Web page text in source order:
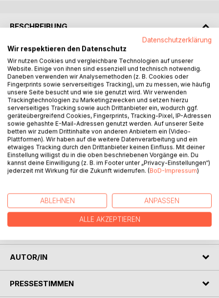
BESCHREIBUNG
Teamsport ist dabei weit mehr als organisierter Wettkampf.
Er ist Bühne, Labor und Spiegel zugleich: Er zeigt, wie
Menschen Verantwortung teilen, Druck aushalten,
Vertrauen lernen und im entscheidenden Moment
füreinander einstehen. Ob Ball, Puck, Schläger oder Ruder
immer geht es um Zusammenspiel, um Rollen, um Timing
und um die Frage, was aus Einzelnen werden kann, wenn
sie als Einheit handeln.
Dieses Buch versteht sich deshalb nicht als reine
Enzyklopädie und auch nicht als Sammlung sportlicher
Rekorde. Es ist eine journalistische Reise durch die Welt
der Mannschaftssportarten: zu ihren Ursprüngen, ihren
und den kulturellen Räumen, in denen sie Bedeutung
gewinnen. Die Kapitel verbinden Fakten mit Geschichten
und zeigen, warum ein Sport oft erst dann wirklich
verständlich wird, wenn man seine Geschichte kennt.
AUTOR/IN
PRESSESTIMMEN
Datenschutzerklärung
Wir respektieren den Datenschutz
Wir nutzen Cookies und vergleichbare Technologien auf unserer
Website. Einige von ihnen sind essenziell und technisch notwendig.
Daneben verwenden wir Analysemethoden (z. B. Cookies oder
Fingerprints sowie serverseitiges Tracking), um zu messen, wie häufig
unsere Seite besucht und wie sie genutzt wird. Wir verwenden
Trackingtechnologien zu Marketingzwecken und setzen hierzu
serverseitiges Tracking sowie auch Drittanbieter ein, wodurch ggf.
geräteübergreifend Cookies, Fingerprints, Tracking-Pixel, IP-Adressen
sowie gehashte E-Mail-Adressen genutzt werden. Auf unserer Seite
betten wir zudem Drittinhalte von anderen Anbietern ein (Video-
Plattformen). Wir haben auf die weitere Datenverarbeitung und ein
etwaiges Tracking durch den Drittanbieter keinen Einfluss. Mit deiner
Einstellung willigst du in die oben beschriebenen Vorgänge ein. Du
kannst deine Einwilligung (z. B. im Footer unter „Privacy-Einstellungen“)
jederzeit mit Wirkung für die Zukunft widerrufen. (BoD-Impressum)
ABLEHNEN ANPASSEN
ALLE AKZEPTIEREN